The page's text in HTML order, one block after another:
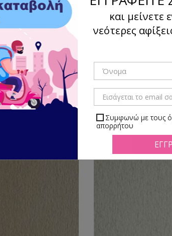
Λίστα Υπάρχουν 56 προϊόντα.
και μείνετε
νεότερες
Συμφωνώ με τους
απορρήτου